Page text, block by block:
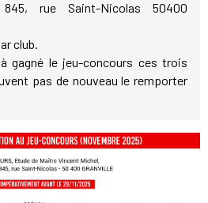
rue Saint-Nicolas 50400
club.
gagné le jeu-concours ces trois
pas de nouveau le remporter